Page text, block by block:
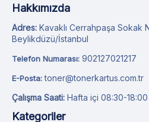
Hakkımızda
Adres: Kavaklı Cerrahpaşa Sokak
Beylikdüzü/İstanbul
Telefon Numarası: 902127021217
E-Posta: toner@tonerkartus.com.tr
Çalışma Saati: Hafta içi 08:30-18:00
Kategoriler